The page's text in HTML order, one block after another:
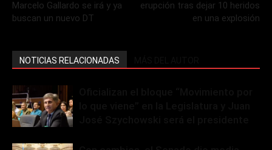
Marcelo Gallardo se irá y ya
buscan un nuevo DT
erupción tras dejar 10 heridos
en una explosión
NOTICIAS RELACIONADAS